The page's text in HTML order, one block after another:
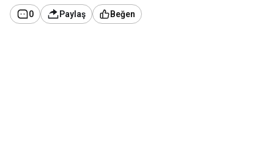
0 Paylaş Beğen